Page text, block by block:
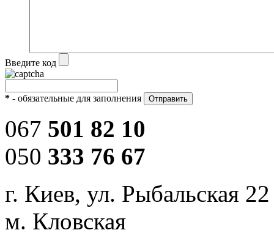
Введите код
* - обязательные для заполнения
067 501 82 10
050 333 76 67
г. Киев, ул. Рыбальская 22
м. Кловская